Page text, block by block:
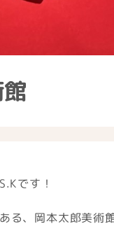
です！
る、岡本太郎美術